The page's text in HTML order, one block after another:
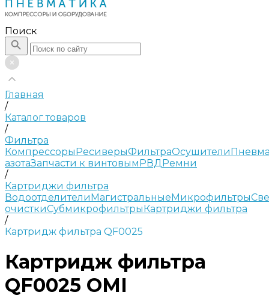
Поиск
Главная
/
Каталог товаров
/
Фильтра
КомпрессорыРесиверыФильтраОсушители
азотаЗапчасти к винтовымРВДРемни
/
Картриджи фильтра
ВодоотделителиМагистральныеМикрофильтры
очисткиСубмикрофильтрыКартриджи фильтра
/
Картридж фильтра QF0025
Картридж фильтра
QF0025 OMI